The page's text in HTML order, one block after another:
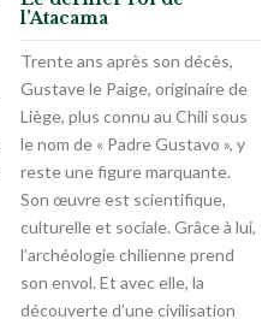
l’Atacama
Trente ans après son décès,
Gustave le Paige, originaire de
Liège, plus connu au Chili sous
le nom de « Padre Gustavo », y
reste une figure marquante.
Son œuvre est scientifique,
culturelle et sociale. Grâce à lui,
l’archéologie chilienne prend
son envol. Et avec elle, la
découverte d’une civilisation